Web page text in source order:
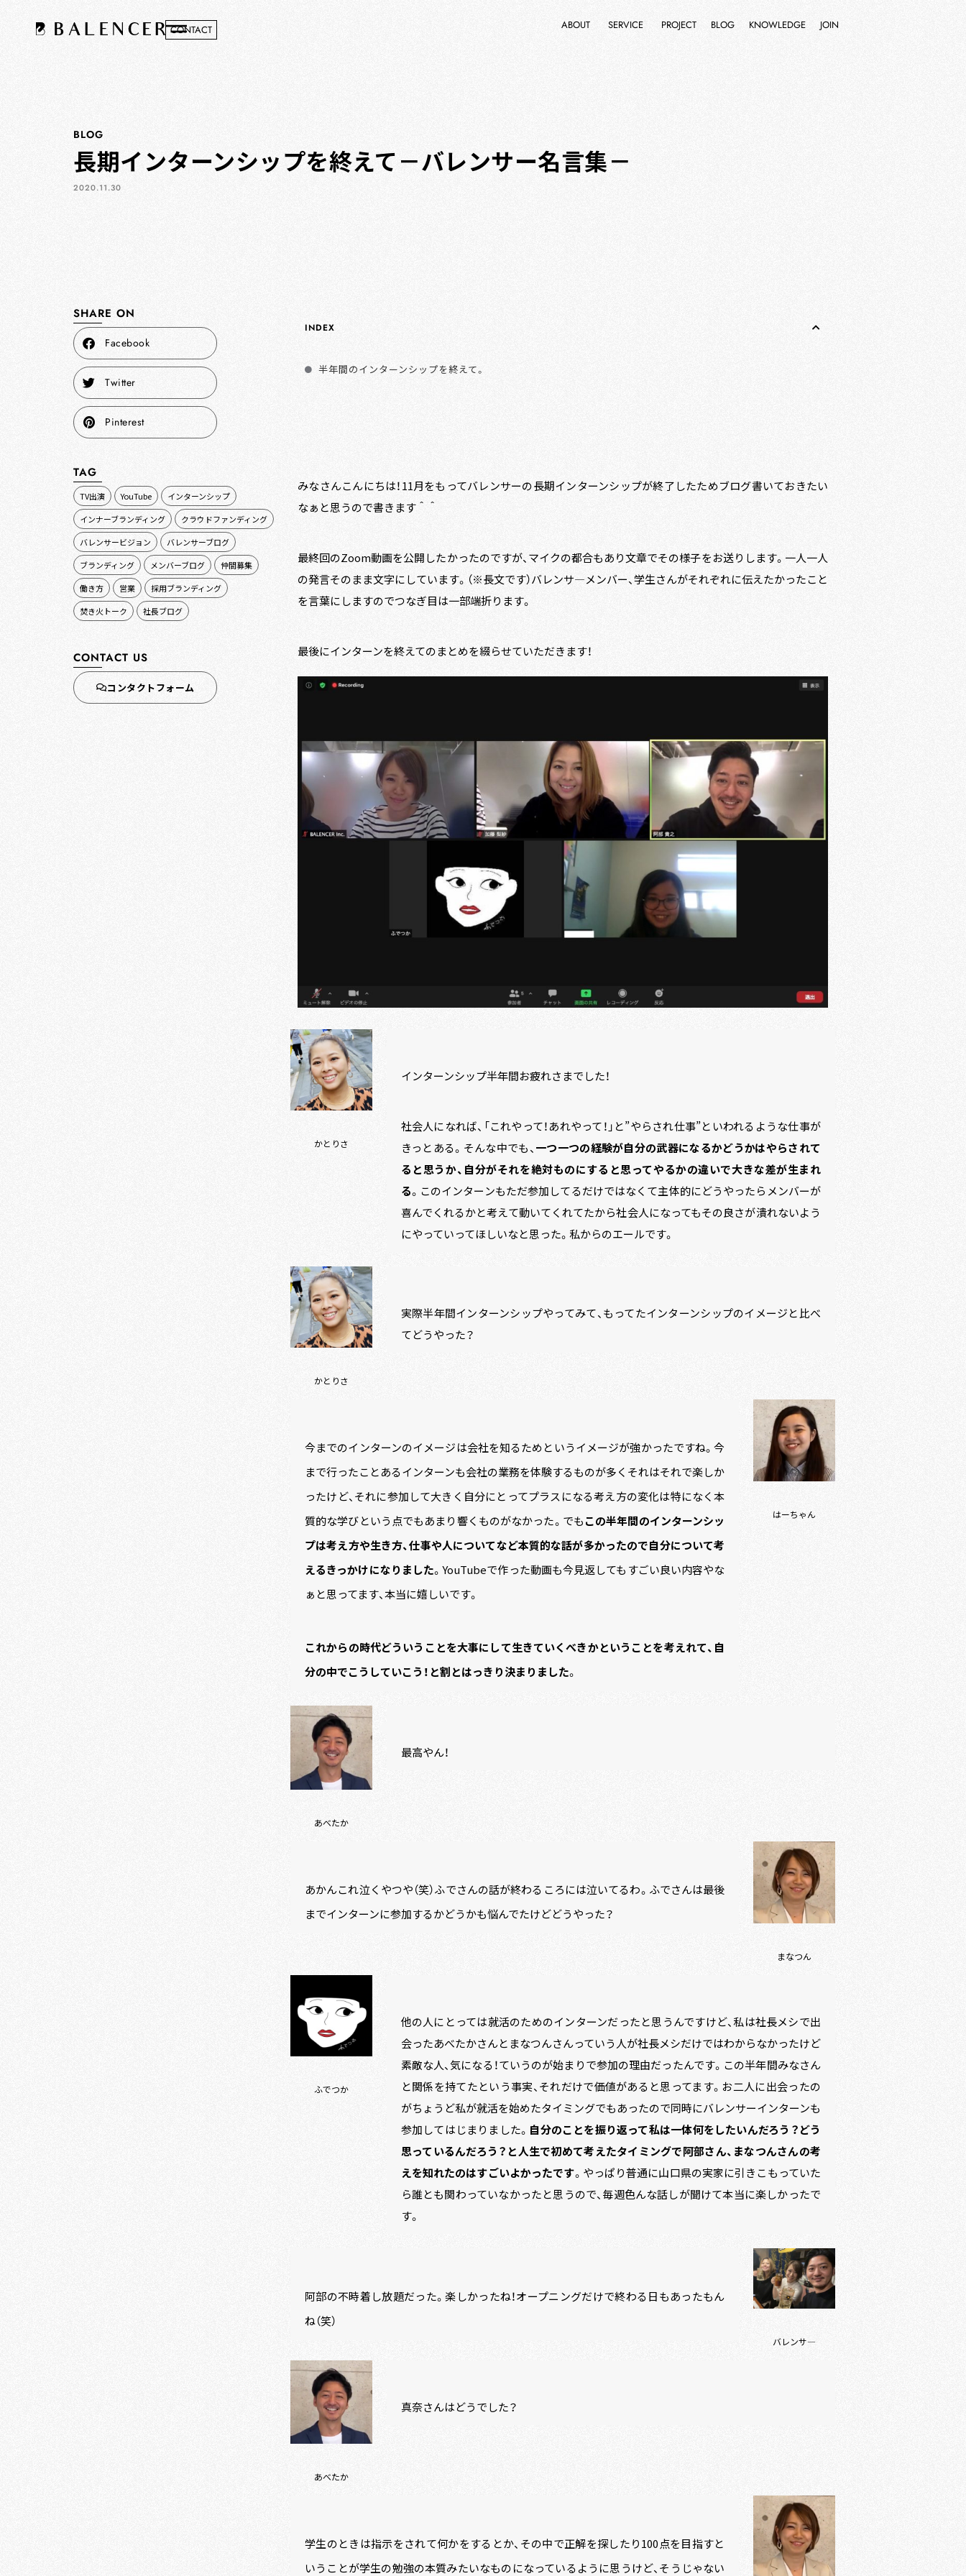
ABOUT SERVICE PROJECT BLOG KNOWLEDGE JOIN
CONTACT
BLOG
長期インターンシップを終えて－バレンサー名言集－
2020.11.30
SHARE ON
Facebook
Twitter
Pinterest
TAG
TV出演 YouTube
インターンシップ
インナーブランディング
クラウドファンディング
バレンサービジョン
バレンサーブログ
ブランディング
メンバーブログ
仲間募集
働き方
営業
採用ブランディング
焚き火トーク
社長ブログ
CONTACT US
コンタクトフォーム
INDEX
半年間のインターンシップを終えて。
みなさんこんにちは！11月をもってバレンサーの長期インターンシップが終了したためブログ書いておきたい
なぁと思うので書きます＾＾
最終回のZoom動画を公開したかったのですが、マイクの都合もあり文章でその様子をお送りします。一人一人
の発言そのまま文字にしています。（※長文です）バレンサ―メンバー、学生さんがそれぞれに伝えたかったこと
を言葉にしますのでつなぎ目は一部端折ります。
最後にインターンを終えてのまとめを綴らせていただきます！
かとりさ
インターンシップ半年間お疲れさまでした！
社会人になれば、「これやって！あれやって！」と”やらされ仕事”といわれるような仕事が
きっとある。そんな中でも、 一つ一つの経験が自分の武器になるかどうかはやらされて
ると思うか、自分がそれを絶対ものにすると思ってやるかの違いで大きな差が生まれ
る。このインターンもただ参加してるだけではなくて主体的にどうやったらメンバーが
喜んでくれるかと考えて動いてくれてたから社会人になってもその良さが潰れないよう
にやっていってほしいなと思った。私からのエールです。
かとりさ
実際半年間インターンシップやってみて、もってたインターンシップのイメージと比べ
てどうやった？
今までのインターンのイメージは会社を知るためというイメージが強かったですね。今
まで行ったことあるインターンも会社の業務を体験するものが多くそれはそれで楽しか
ったけど、それに参加して大きく自分にとってプラスになる考え方の変化は特になく本
質的な学びという点でもあまり響くものがなかった。でもこの半年間のインターンシッ
プは考え方や生き方、仕事や人についてなど本質的な話が多かったので自分について考
えるきっかけになりました。YouTubeで作った動画も今見返してもすごい良い内容やな
ぁと思ってます、本当に嬉しいです。
これからの時代どういうことを大事にして生きていくべきかということを考えれて、自
分の中でこうしていこう！と割とはっきり決まりました。
はーちゃん
あべたか
最高やん！
あかんこれ泣くやつや（笑）ふでさんの話が終わるころには泣いてるわ。ふでさんは最後
までインターンに参加するかどうかも悩んでたけどどうやった？
まなつん
ふでつか
他の人にとっては就活のためのインターンだったと思うんですけど、私は社長メシで出
会ったあべたかさんとまなつんさんっていう人が社長メシだけではわからなかったけど
素敵な人、気になる！ていうのが始まりで参加の理由だったんです。この半年間みなさん
と関係を持てたという事実、それだけで価値があると思ってます。お二人に出会ったの
がちょうど私が就活を始めたタイミングでもあったので同時にバレンサーインターンも
参加してはじまりました。 自分のことを振り返って私は一体何をしたいんだろう？どう
思っているんだろう？と人生で初めて考えたタイミングで阿部さん、まなつんさんの考
えを知れたのはすごいよかったです。やっぱり普通に山口県の実家に引きこもっていた
ら誰とも関わっていなかったと思うので、毎週色んな話しが聞けて本当に楽しかったで
す。
阿部の不時着し放題だった。楽しかったね！オープニングだけで終わる日もあったもん
ね（笑）
バレンサ―
あべたか
真奈さんはどうでした？
学生のときは指示をされて何かをするとか、その中で正解を探したり100点を目指すと
いうことが学生の勉強の本質みたいなものになっているように思うけど、そうじゃない